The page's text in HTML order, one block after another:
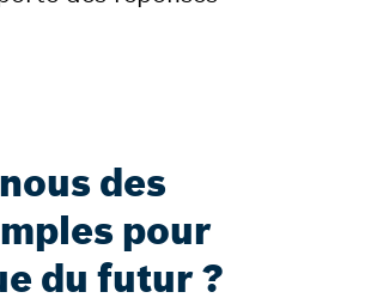
des
pour
du futur ?